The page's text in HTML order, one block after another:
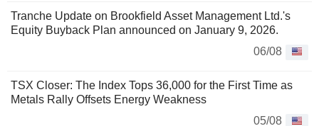
Tranche Update on Brookfield Asset Management Ltd.'s
Equity Buyback Plan announced on January 9, 2026.
06/08
TSX Closer: The Index Tops 36,000 for the First Time as
Metals Rally Offsets Energy Weakness
05/08